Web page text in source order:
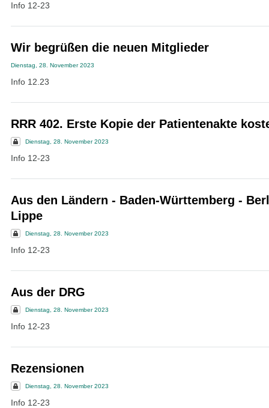
Info 12-23
Wir begrüßen die neuen Mitglieder
Dienstag, 28. November 2023
Info 12.23
RRR 402. Erste Kopie der Patientenakte
Dienstag, 28. November 2023
Info 12-23
Aus den Ländern - Baden-Württemberg -
Lippe
Dienstag, 28. November 2023
Info 12-23
Aus der DRG
Dienstag, 28. November 2023
Info 12-23
Rezensionen
Dienstag, 28. November 2023
Info 12-23